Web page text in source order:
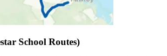
School Routes)